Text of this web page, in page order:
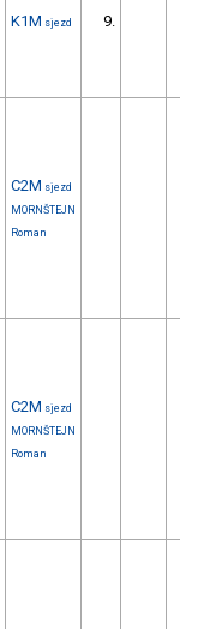
K1M sjezd 9.
C2M sjezd
MORNŠTEJN
Roman
C2M sjezd
MORNŠTEJN
Roman